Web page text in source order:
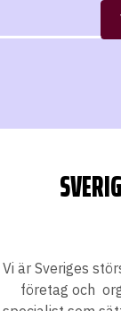
Vi är Sveriges
företag och